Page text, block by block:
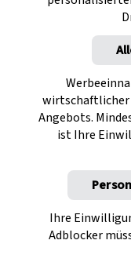
wirtschaftlicher
Angebots.
ist Ihre
Ihre
Adblocker